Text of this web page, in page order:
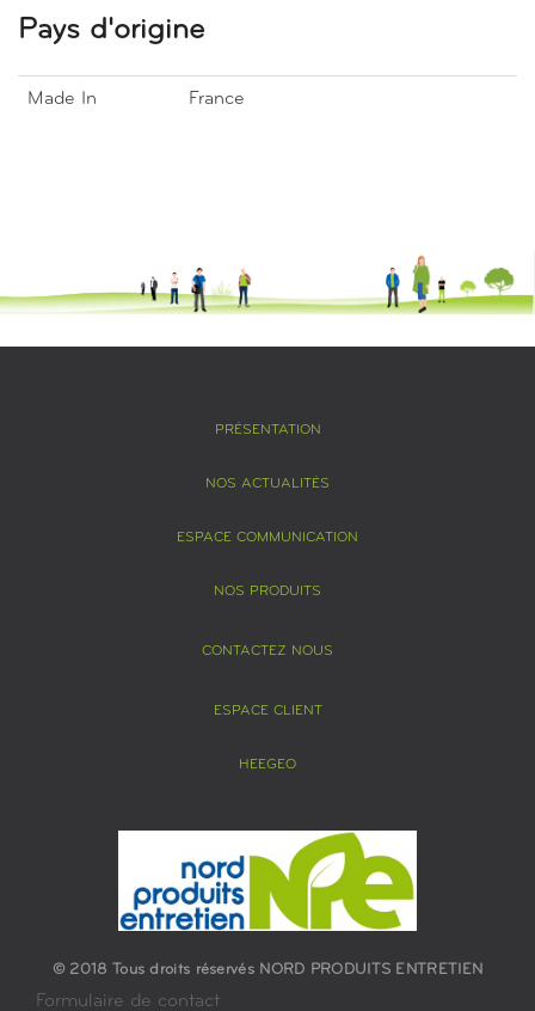
Pays d'origine
Made In France
PRÉSENTATION
NOS ACTUALITÉS
ESPACE COMMUNICATION
NOS PRODUITS
CONTACTEZ NOUS
ESPACE CLIENT
HEEGEO
© 2018 Tous droits réservés NORD PRODUITS ENTRETIEN
Formulaire de contact